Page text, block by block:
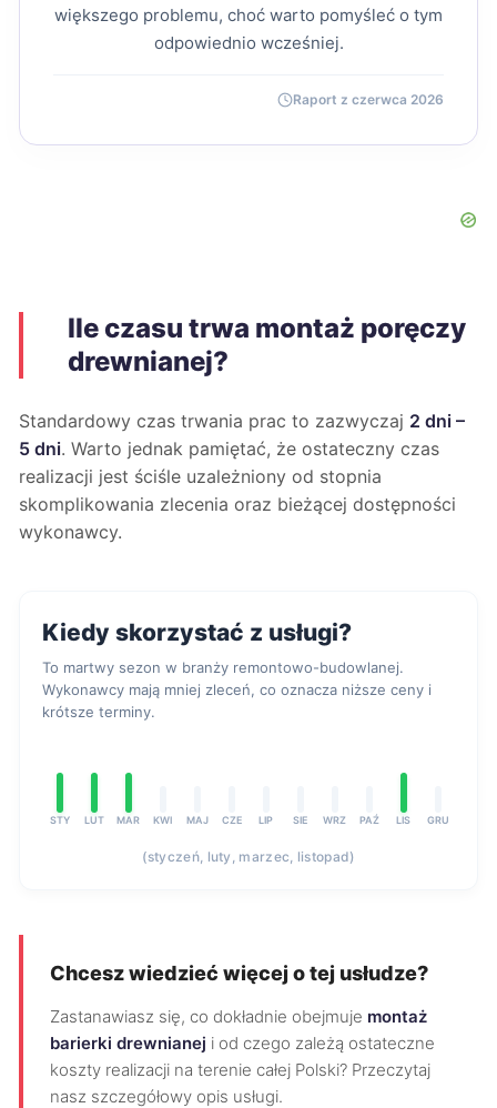
większego problemu, choć warto pomyśleć o tym
odpowiednio wcześniej.
Raport z czerwca 2026
Ile czasu trwa montaż poręczy
drewnianej?
Standardowy czas trwania prac to zazwyczaj 2 dni –
5 dni. Warto jednak pamiętać, że ostateczny czas
realizacji jest ściśle uzależniony od stopnia
skomplikowania zlecenia oraz bieżącej dostępności
wykonawcy.
Kiedy skorzystać z usługi?
To martwy sezon w branży remontowo-budowlanej.
Wykonawcy mają mniej zleceń, co oznacza niższe ceny i
krótsze terminy.
STY LUT MAR KWI MAJ CZE LIP SIE WRZ PAŹ LIS GRU
(styczeń, luty, marzec, listopad)
Chcesz wiedzieć więcej o tej usłudze?
Zastanawiasz się, co dokładnie obejmuje montaż
barierki drewnianej i od czego zależą ostateczne
koszty realizacji na terenie całej Polski? Przeczytaj
nasz szczegółowy opis usługi.